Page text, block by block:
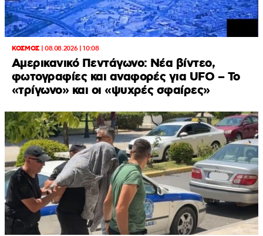
ΚΟΣΜΟΣ| 08.08.2026 | 10:08
Αμερικανικό Πεντάγωνο: Νέα βίντεο,
φωτογραφίες και αναφορές για UFO – Το
«τρίγωνο» και οι «ψυχρές σφαίρες»